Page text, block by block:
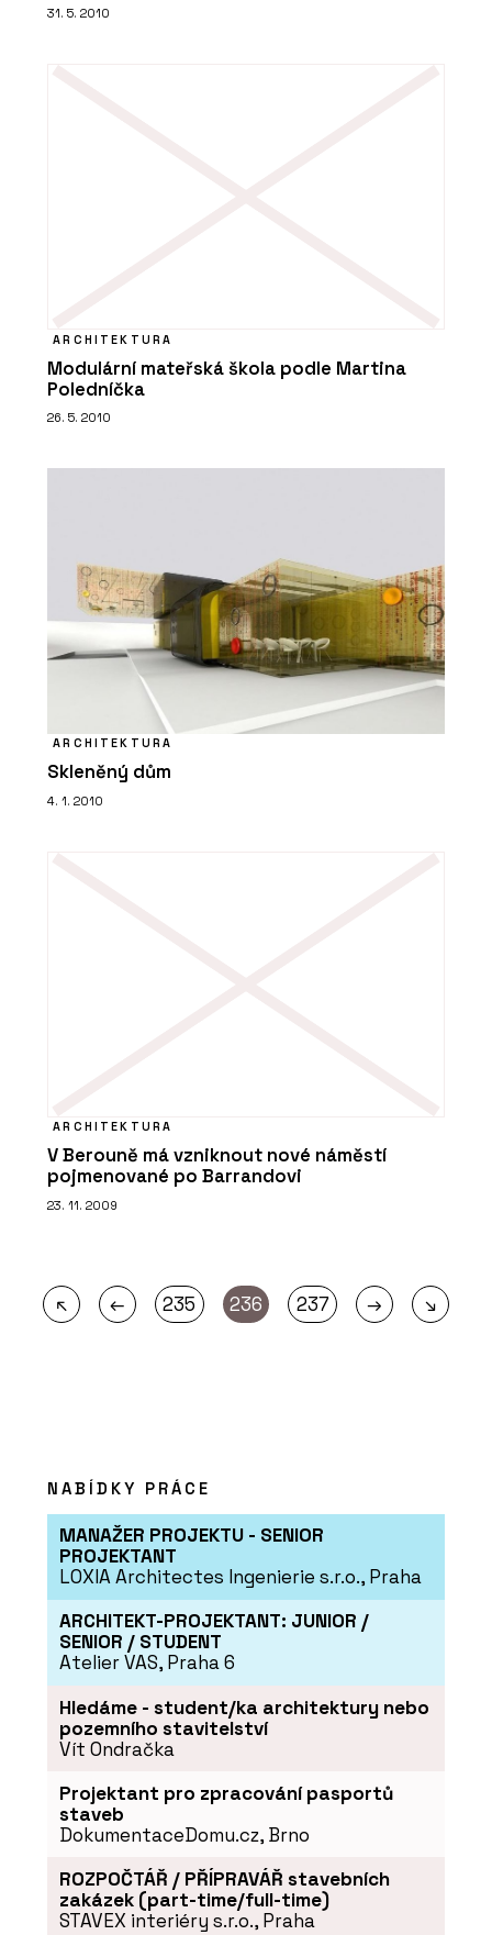
31. 5. 2010
ARCHITEKTURA
Modulární mateřská škola podle Martina
Poledníčka
26. 5. 2010
ARCHITEKTURA
Skleněný dům
4. 1. 2010
ARCHITEKTURA
V Berouně má vzniknout nové náměstí
pojmenované po Barrandovi
23. 11. 2009
↖ ← 235 236 237 → ↘
NABÍDKY PRÁCE
MANAŽER PROJEKTU - SENIOR
PROJEKTANT
LOXIA Architectes Ingenierie s.r.o., Praha
ARCHITEKT-PROJEKTANT: JUNIOR /
SENIOR / STUDENT
Atelier VAS, Praha 6
Hledáme - student/ka architektury nebo
pozemního stavitelství
Vít Ondračka
Projektant pro zpracování pasportů
staveb
DokumentaceDomu.cz, Brno
ROZPOČTÁŘ / PŘÍPRAVÁŘ stavebních
zakázek (part-time/full-time)
STAVEX interiéry s.r.o., Praha